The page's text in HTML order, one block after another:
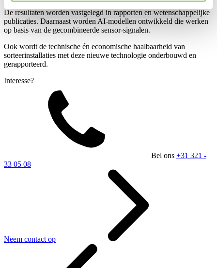
zijn voor plastic sortering 4.0.
De resultaten worden vastgelegd in rapporten en wetenschappelijke
publicaties. Daarnaast worden AI‑modellen ontwikkeld die werken
op basis van de gecombineerde sensor-signalen.
Ook wordt de technische én economische haalbaarheid van
sorteerinstallaties met deze nieuwe technologie onderbouwd en
gerapporteerd.
Interesse?
Bel ons +31 321 -
33 05 08
Neem contact op